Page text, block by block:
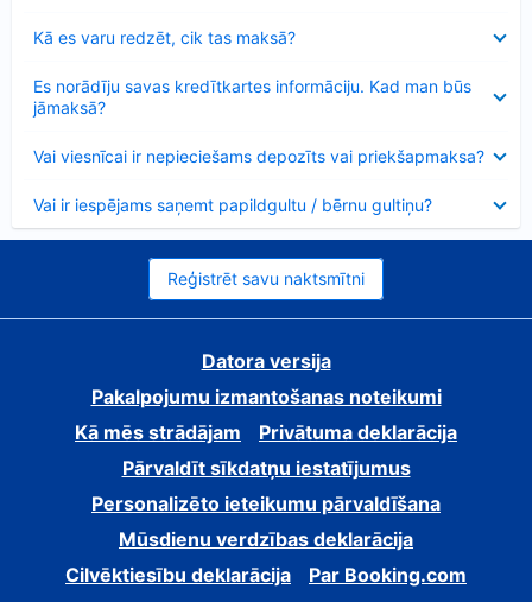
Kā es varu redzēt, cik tas maksā?
Es norādīju savas kredītkartes informāciju. Kad man būs
jāmaksā?
Vai viesnīcai ir nepieciešams depozīts vai priekšapmaksa?
Vai ir iespējams saņemt papildgultu / bērnu gultiņu?
Reģistrēt savu naktsmītni
Datora versija
Pakalpojumu izmantošanas noteikumi
Kā mēs strādājam
Privātuma deklarācija
Pārvaldīt sīkdatņu iestatījumus
Personalizēto ieteikumu pārvaldīšana
Mūsdienu verdzības deklarācija
Cilvēktiesību deklarācija
Par Booking.com